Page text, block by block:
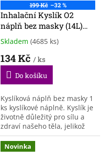
199 Kč –32 %
Inhalační Kyslík O2
náplň bez masky (14L)
1ks
Průměrné
produktu
3,9
5
hvězdiček.
Skladem (4685 ks)
134 Kč / ks
Do košíku
Kyslíková náplň bez masky 1
ks kyslíkové náplně. Kyslík je
životně důležitý pro sílu a
zdraví našeho těla, jelikož
zásobuje 90% všech funkcí.
Nádobka s kyslíkem je
velmi...
Novinka